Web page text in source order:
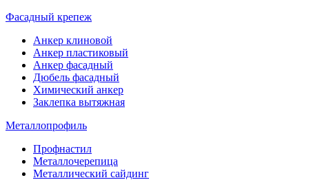
Фасадный крепеж
Анкер клиновой
Анкер пластиковый
Анкер фасадный
Дюбель фасадный
Химический анкер
Заклепка вытяжная
Металлопрофиль
Профнастил
Металлочерепица
Металлический сайдинг